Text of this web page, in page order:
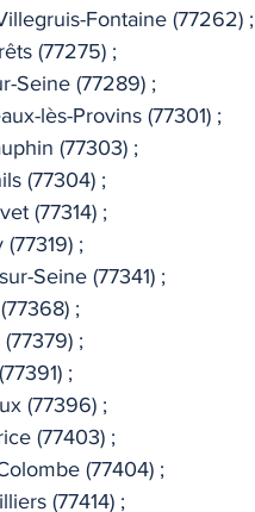
Fontaine (77262) ;
(77275) ;
Seine (77289) ;
lès-Provins (77301) ;
(77303) ;
(77304) ;
(77314) ;
;
Seine (77341) ;
;
;
;
(77396) ;
(77403) ;
(77404) ;
(77414) ;